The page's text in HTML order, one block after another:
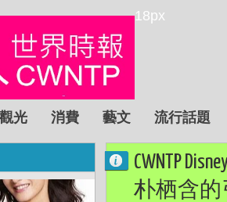
18px
觀光 消費 藝文 流行話題
CWNTP
朴栖含的